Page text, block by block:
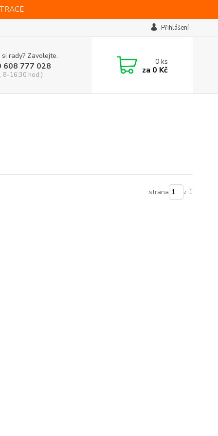
Přihlášení
rady? Zavolejte.
608 777 028
8-16:30 hod.)
0ks
za 0 Kč
strana z 1